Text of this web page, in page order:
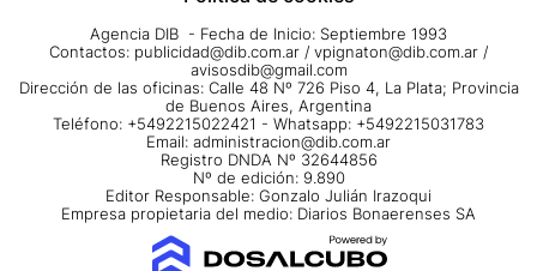
Agencia DIB - Fecha de Inicio: Septiembre 1993
Contactos: publicidad@dib.com.ar / vpignaton@dib.com.ar /
avisosdib@gmail.com
Dirección de las oficinas: Calle 48 Nº 726 Piso 4, La Plata; Provincia
de Buenos Aires, Argentina
Teléfono: +5492215022421 - Whatsapp: +5492215031783
Email: administracion@dib.com.ar
Registro DNDA Nº 32644856
Nº de edición: 9.890
Editor Responsable: Gonzalo Julián Irazoqui
Empresa propietaria del medio: Diarios Bonaerenses SA